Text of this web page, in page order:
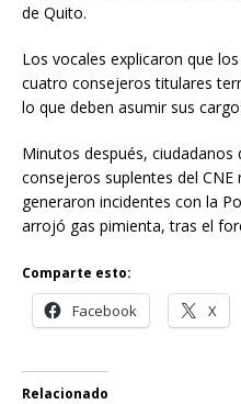
de Quito.
Los vocales explicaron que
cuatro consejeros titulares
lo que deben asumir sus
Minutos después,
consejeros suplentes del CNE
generaron incidentes con la
arrojó gas pimienta, tras el
Comparte esto:
Facebook X
Relacionado